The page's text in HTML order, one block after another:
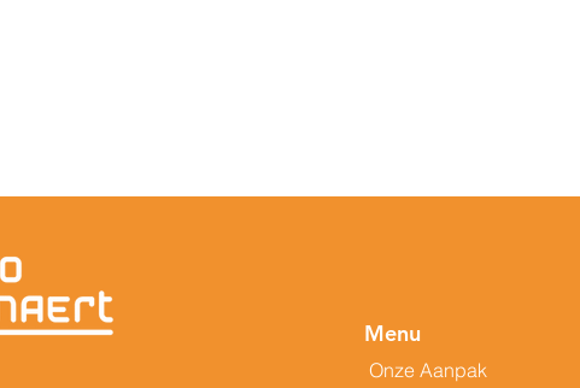
Menu
Onze Aanpak